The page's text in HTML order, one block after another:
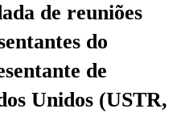
de reuniões
do
de
Unidos (USTR,